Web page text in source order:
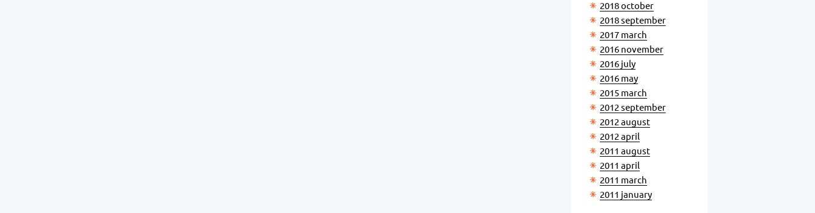
2018 october
2018 september
2017 march
2016 november
2016 july
2016 may
2015 march
2012 september
2012 august
2012 april
2011 august
2011 april
2011 march
2011 january